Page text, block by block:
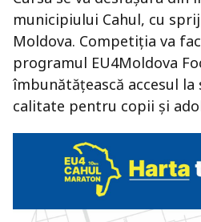
municipiului Cahul, cu
Moldova. Competiția va
programul EU4Moldova
îmbunătățească accesul la
calitate pentru copii și